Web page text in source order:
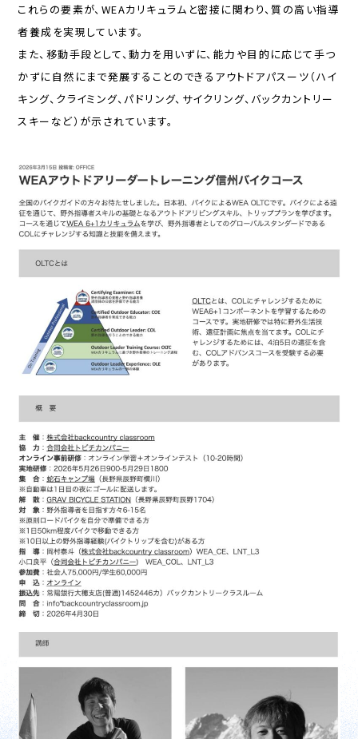
これらの要素が、WEAカリキュラムと密接に関わり、質の高い指導
者養成を実現しています。
また、移動手段として、動力を用いずに、能力や目的に応じて手つ
かずに自然にまで発展することのできるアウトドアパスーツ（ハイ
キング、クライミング、パドリング、サイクリング、バックカントリー
スキーなど）が示されています。